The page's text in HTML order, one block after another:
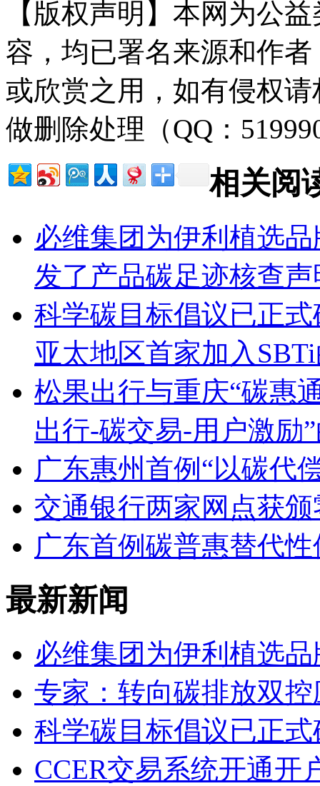
【版权声明】本网为公
容，均已署名来源和作
或欣赏之用，如有侵权
做删除处理（QQ：
相关阅
必维集团为伊利植选
发了产品碳足迹核查
科学碳目标倡议已正
亚太地区首家加入
松果出行与重庆“碳惠
出行-碳交易-用户激励
广东惠州首例“以碳代
交通银行两家网点获
广东首例碳普惠替代
最新新闻
必维集团为伊利植选
专家：转向碳排放双
科学碳目标倡议已正
CCER交易系统开通开